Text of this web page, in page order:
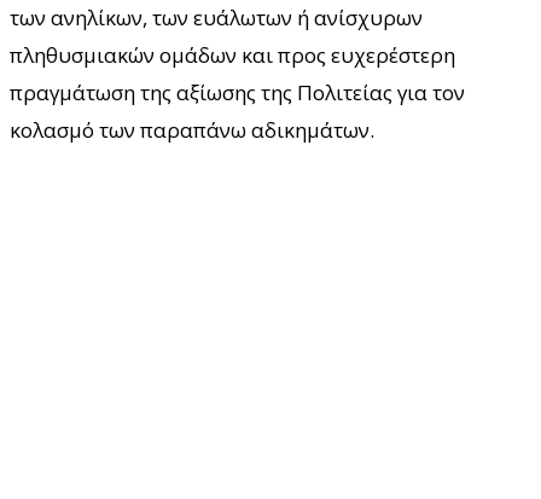
των ανηλίκων, των ευάλωτων ή ανίσχυρων
πληθυσμιακών ομάδων και προς ευχερέστερη
πραγμάτωση της αξίωσης της Πολιτείας για τον
κολασμό των παραπάνω αδικημάτων.